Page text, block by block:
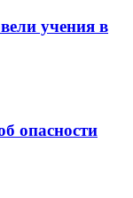
учения в
опасности